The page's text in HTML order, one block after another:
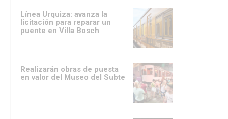
Línea Urquiza: avanza la
licitación para reparar un
puente en Villa Bosch
Realizarán obras de puesta
en valor del Museo del Subte